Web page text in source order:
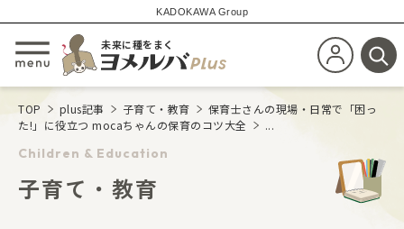
KADOKAWA Group
メニューを開閉する
未来に種をまく
新規会員登
検
TOP plus記事 子育て・教育
保育士さんの現場・日常で「困っ
た!」に役立つ mocaちゃんの保育のコツ大全
...
Children & Education
子育て・教育